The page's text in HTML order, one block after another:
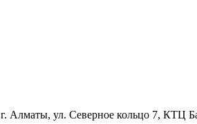
г. Алматы, ул. Северное кольцо 7, КТЦ